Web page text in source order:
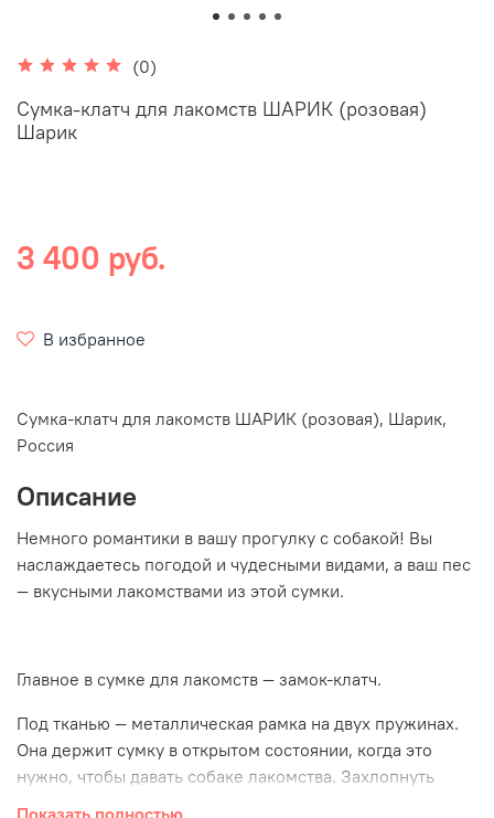
(0)
Сумка-клатч для лакомств ШАРИК (розовая)
Шарик
3 400 руб.
В избранное
Cумка-клатч для лакомств ШАРИК (розовая), Шарик,
Россия
Описание
Немного романтики в вашу прогулку с собакой! Вы
наслаждаетесь погодой и чудесными видами, а ваш пес
— вкусными лакомствами из этой сумки.
Главное в сумке для лакомств — замок-клатч.
Под тканью — металлическая рамка на двух пружинах.
Она держит сумку в открытом состоянии, когда это
нужно, чтобы давать собаке лакомства. Захлопнуть
Показать полностью